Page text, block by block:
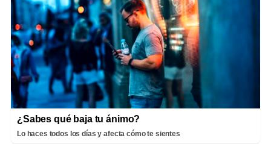
¿Sabes qué baja tu ánimo?
Lo haces todos los días y afecta cómo te sientes